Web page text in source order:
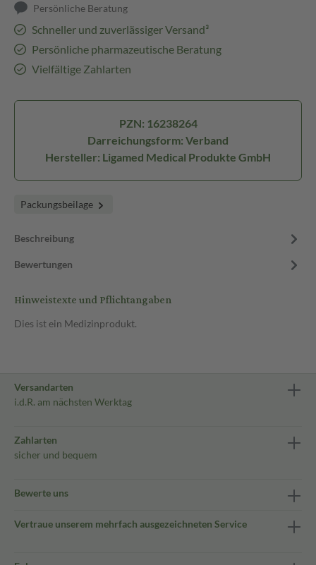
Persönliche Beratung
Schneller und zuverlässiger Versand³
Persönliche pharmazeutische Beratung
Vielfältige Zahlarten
PZN: 16238264
Darreichungsform: Verband
Hersteller: Ligamed Medical Produkte GmbH
Packungsbeilage
Beschreibung
Bewertungen
Hinweistexte und Pflichtangaben
Dies ist ein Medizinprodukt.
Versandarten
i.d.R. am nächsten Werktag
Zahlarten
sicher und bequem
Bewerte uns
Vertraue unserem mehrfach ausgezeichneten Service